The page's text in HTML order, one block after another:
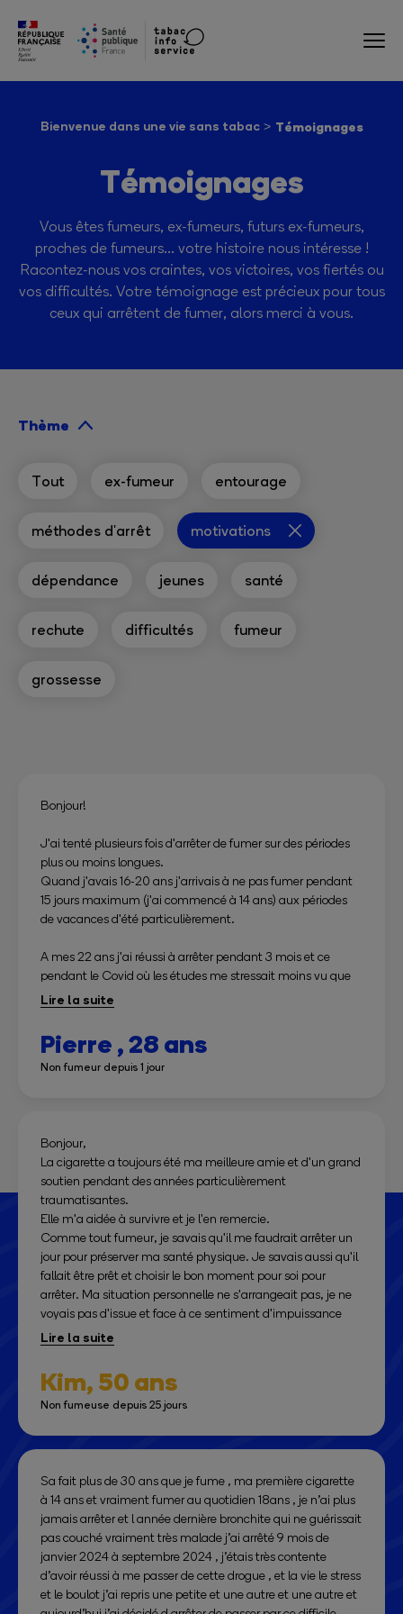
Bienvenue dans une vie sans tabac Témoignages
Témoignages
Vous êtes fumeurs, ex-fumeurs, futurs ex-fumeurs,
proches de fumeurs… votre histoire nous intéresse !
Racontez-nous vos craintes, vos victoires, vos fiertés ou
vos difficultés. Votre témoignage est précieux pour tous
ceux qui arrêtent de fumer, alors merci à vous.
Thème
Tout ex-fumeur entourage
méthodes d'arrêt motivations
dépendance jeunes santé
rechute difficultés fumeur
grossesse
Bonjour!
J'ai tenté plusieurs fois d'arrêter de fumer sur des périodes
plus ou moins longues.
Quand j'avais 16-20 ans j'arrivais à ne pas fumer pendant
15 jours maximum (j'ai commencé à 14 ans) aux périodes
de vacances d'été particulièrement.
A mes 22 ans j'ai réussi à arrêter pendant 3 mois et ce
pendant le Covid où les études me stressait moins vu que
tout était à l'arrêt mais j'ai fais l'erreur de tirer sur le joint
d'un pote une fois par lassitude me disais je alors que non
l'esprit et l'addiction sont très ingénieux pour faire passer
une véritable envie de fumer par une soit disant envie de
revoir la " sensation" et paf de fil en aiguille j'ai fumé une
toute l'image de moi que je m'étais faite pendant 3 mois de
quelqu'un qui ne fume pas a été brisée et je me suis senti
extrêmement mal de reprendre le " couchemard " éveillé
qu'est l'addiction a la cigarette, de reprendre quelque chose
qui finalement n'est même plus un plaisir ! Les premières
clopes de reprises étaient genre très mauvaise autant en
goût qu'en sensation et là je me suis dis merde pourquoi
avoir repris cette daube ne serait qu'un petit peu ? C'est
trop bête.
Car quand on arrête de fumer on se construit aussi un autre
fait attention à soit et aux autres, on sent bon, ou en tout
cas meilleur. On a l'impression de changé et surtout de
d'avoir à nouveau sa liberté d'enfancecet c'est très
vous assure que c'est vraiment la sensation que j'ai eu).
Tout
Pierre ,28 ans
Non fumeur depuis 1 jour
Bonjour,
La cigarette a toujours été ma meilleure amie et d'un grand
soutien pendant des années particulièrement
traumatisantes.
Elle m'a aidée à survivre et je l'en remercie.
Comme tout fumeur, je savais qu'il me faudrait arrêter un
jour pour préserver ma santé physique. Je savais aussi qu'il
fallait être prêt et choisir le bon moment pour soi pour
arrêter. Ma situation personnelle ne s'arrangeait pas, je ne
voyais pas d'issue et face à ce sentiment d'impuissance
face aux événements extérieurs, je me suis posée la
question " que peux-tu contrôler dans ta vie".
La réponse est arrivée, arrêter de fumer était de mon ressort,
ça je pouvais le contrôler.
J'ai donc fumé en pleine conscience la dernière cigarette de
années d'accompagnement et en me disant que
prescrit des patchs et avec une bouteille d'eau en
permanence avec moi, des exercices quotidiens de
respiration et de gym douce, je traverse le sevrage avec les
étapes que nous connaissons tous trop bien.
Ce message pour vous dire que vous n'êtes pas seul à vivre
cette épreuve de sevrage.
Le temps est un allié et après presque 1 mois sans fumer,
Kim,50 ans
Non fumeuse depuis 25 jours
Sa fait plus de 30 ans que je fume , ma première cigarette
à 14 ans et vraiment fumer au quotidien 18ans , je n’ai plus
jamais arrêter et l année dernière bronchite qui ne guérissait
pas couché vraiment très malade j’ai arrêté 9 mois de
janvier 2024 à septembre 2024 , j’étais très contente
d’avoir réussi à me passer de cette drogue , et la vie le stress
et le boulot j’ai repris une petite et une autre et une autre et